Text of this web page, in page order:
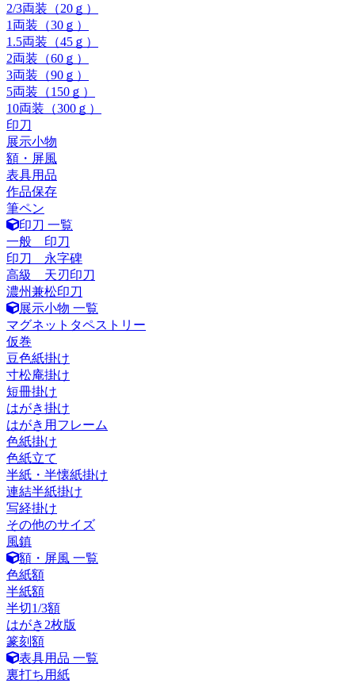
2/3両装（20ｇ）
1両装（30ｇ）
1.5両装（45ｇ）
2両装（60ｇ）
3両装（90ｇ）
5両装（150ｇ）
10両装（300ｇ）
印刀
展示小物
額・屏風
表具用品
作品保存
筆ペン
印刀 一覧
一般 印刀
印刀 永字碑
高級 天刃印刀
濃州兼松印刀
展示小物 一覧
マグネットタペストリー
仮巻
豆色紙掛け
寸松庵掛け
短冊掛け
はがき掛け
はがき用フレーム
色紙掛け
色紙立て
半紙・半懐紙掛け
連結半紙掛け
写経掛け
その他のサイズ
風鎮
額・屏風 一覧
色紙額
半紙額
半切1/3額
はがき2枚版
篆刻額
表具用品 一覧
裏打ち用紙